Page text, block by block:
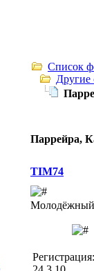
Список
Другие
Паррейра,
TIM74
Молодёжный
Регистрация: